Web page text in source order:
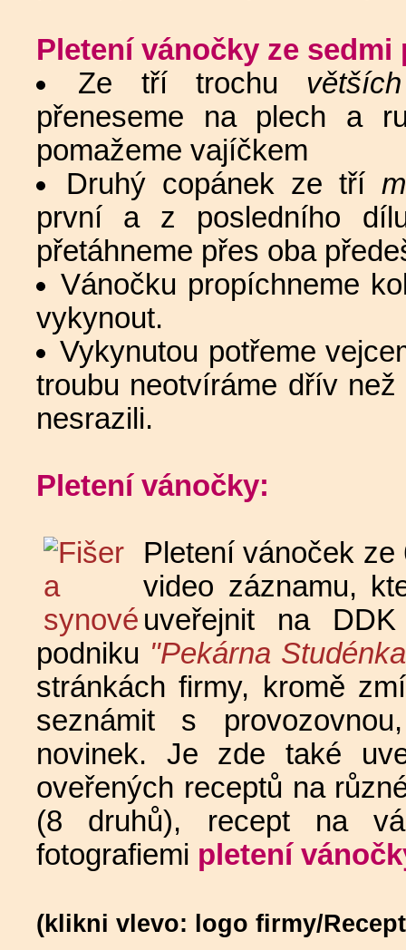
Pletení vánočky ze sedmi
Ze tří trochu větších
přeneseme na plech a
pomažeme vajíčkem
Druhý copánek ze tří
první a z posledního
přetáhneme přes oba
Vánočku propíchneme
vykynout.
Vykynutou potřeme
troubu neotvíráme dřív
nesrazili.
Pletení vánočky:
Pletení vánoček ze
video záznamu,
uveřejnit na
podniku "Pekárna Studénka
stránkách firmy, kromě
seznámit s
novinek. Je zde také
oveřených receptů na
(8 druhů), recept na
fotografiemi pletení
(klikni vlevo: logo firmy/